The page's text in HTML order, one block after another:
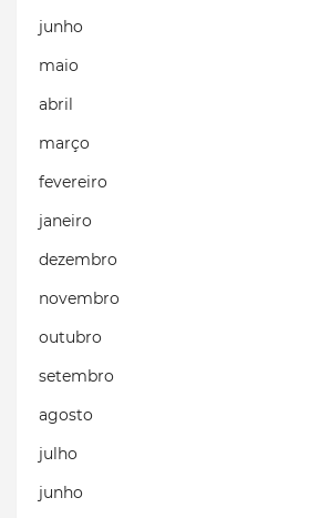
junho
maio
abril
março
fevereiro
janeiro
dezembro
novembro
outubro
setembro
agosto
julho
junho